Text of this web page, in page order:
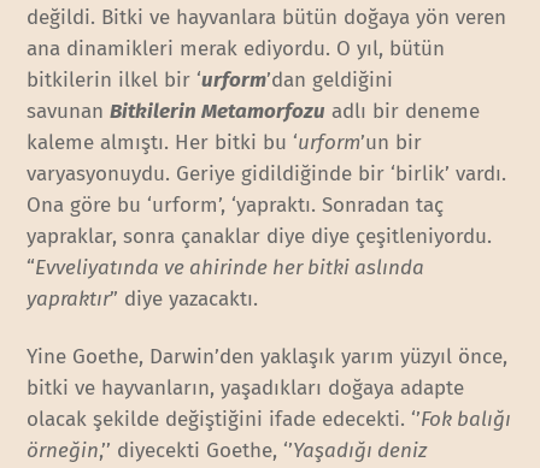
değildi. Bitki ve hayvanlara bütün doğaya yön veren
ana dinamikleri merak ediyordu. O yıl, bütün
bitkilerin ilkel bir ‘urform’dan geldiğini
savunanBitkilerin Metamorfozu adlı bir deneme
kaleme almıştı. Her bitki bu ‘urform’un bir
varyasyonuydu. Geriye gidildiğinde bir ‘birlik’ vardı.
Ona göre bu ‘urform’, ‘yapraktı. Sonradan taç
yapraklar, sonra çanaklar diye diye çeşitleniyordu.
“Evveliyatında ve ahirinde her bitki aslında
yapraktır” diye yazacaktı.
Yine Goethe, Darwin’den yaklaşık yarım yüzyıl önce,
bitki ve hayvanların, yaşadıkları doğaya adapte
olacak şekilde değiştiğini ifade edecekti. ‘’Fok balığı
örneğin,’’ diyecekti Goethe, ‘’Yaşadığı deniz